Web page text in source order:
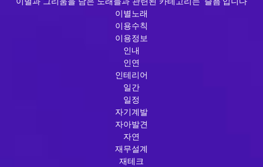
이별노래
이용수칙
이용정보
인내
인연
인테리어
일간
일정
자기계발
자아발견
자연
재무설계
재테크